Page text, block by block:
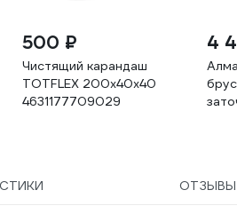
500 ₽
Чистящий карандаш
TOTFLEX 200x40x40
4631177709029
4
ОТЗЫВЫ